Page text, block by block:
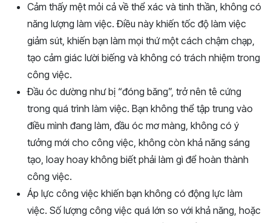
Cảm thấy mệt mỏi cả về thể xác và tinh thần, không có
năng lượng làm việc. Điều này khiến tốc độ làm việc
giảm sút, khiến bạn làm mọi thứ một cách chậm chạp,
tạo cảm giác lười biếng và không có trách nhiệm trong
công việc.
Đầu óc dường như bị “đóng băng”, trở nên tê cứng
trong quá trình làm việc. Bạn không thể tập trung vào
điều mình đang làm, đầu óc mơ màng, không có ý
tưởng mới cho công việc, không còn khả năng sáng
tạo, loay hoay không biết phải làm gì để hoàn thành
công việc.
Áp lực công việc khiến bạn không có động lực làm
việc. Số lượng công việc quá lớn so với khả năng, hoặc